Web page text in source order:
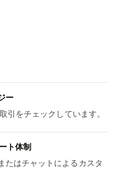
ー
引をチェックしています。
ト体制
たはチャットによるカスタ